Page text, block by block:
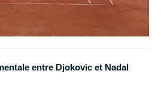
entre Djokovic et Nadal